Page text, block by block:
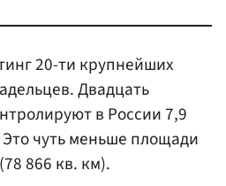
20-ти крупнейших
Двадцать
в России 7,9
чуть меньше площади
866 кв. км).